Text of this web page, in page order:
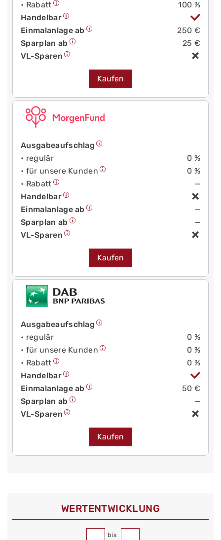
• Rabatt
100 %
Handelbar
Einmalanlage ab
250 €
Sparplan ab
25 €
VL-Sparen
Kaufen
Ausgabeaufschlag
• regulär
0 %
• für unsere Kunden
0 %
• Rabatt
—
Handelbar
Einmalanlage ab
—
Sparplan ab
—
VL-Sparen
Kaufen
Ausgabeaufschlag
• regulär
0 %
• für unsere Kunden
0 %
• Rabatt
0 %
Handelbar
Einmalanlage ab
50 €
Sparplan ab
—
VL-Sparen
Kaufen
WERT­ENTWICKLUNG
bis